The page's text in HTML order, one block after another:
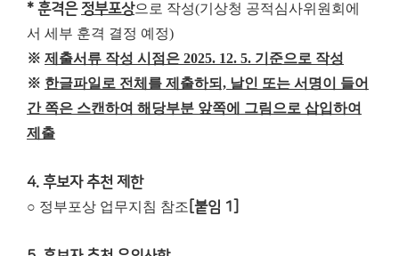
* 훈격은 정부포상으로 작성(기상청 공적심사위원회에
서 세부 훈격 결정 예정)
※ 제출서류 작성 시점은 2025. 12. 5. 기준으로 작성
※ 한글파일로 전체를 제출하되, 날인 또는 서명이 들어
간 쪽은 스캔하여 해당부분 앞쪽에 그림으로 삽입하여
제출
4. 후보자 추천 제한
○ 정부포상 업무지침 참조 [붙임 1]